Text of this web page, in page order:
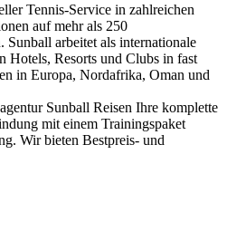
Tennis-Service in zahlreichen
auf mehr als 250
Sunball arbeitet als internationale
Hotels, Resorts und Clubs in fast
in Europa, Nordafrika, Oman und
Sunball Reisen Ihre komplette
mit einem Trainingspaket
Wir bieten Bestpreis- und